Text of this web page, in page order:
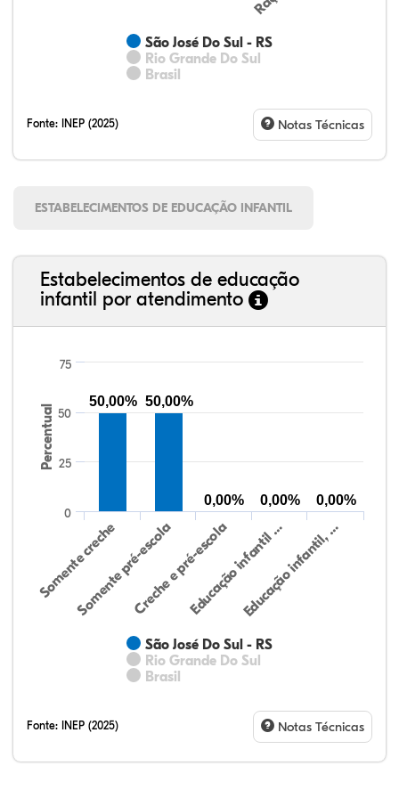
São José Do Sul - RS
Rio Grande Do Sul
Brasil
Fonte: INEP (2025) Notas Técnicas
ESTABELECIMENTOS DE EDUCAÇÃO INFANTIL
Estabelecimentos de educação
infantil por atendimento
Percentual
São José Do Sul - RS
Rio Grande Do Sul
Brasil
Somente creche
Somente pré-escolaCreche e pré-escolaEducação infantil …Educação infantil, …
0
50
25
75
50,00% 50,00%
0,00% 0,00% 0,00%
Fonte: INEP (2025) Notas Técnicas